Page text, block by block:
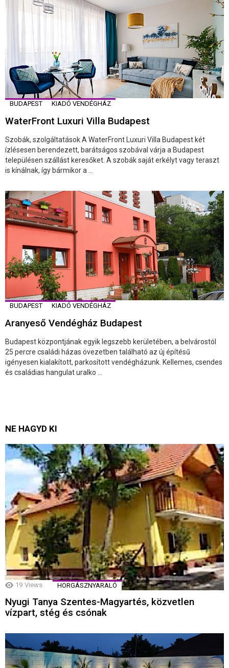
BUDAPEST KIADÓ VENDÉGHÁZ
WaterFront Luxuri Villa Budapest
Szobák, szolgáltatások A WaterFront Luxuri Villa Budapest két
ízlésesen berendezett, barátságos szobával várja a Budapest
településen szállást keresőket. A szobák saját erkélyt vagy teraszt
is kínálnak, így bármikor a ...
BUDAPEST KIADÓ VENDÉGHÁZ
Aranyeső Vendégház Budapest
Budapest központjának egyik legszebb kerületében, a belvárostól
25 percre családi házas övezetben található az új építésű
igényesen kialakított, parkosított vendégházunk. Kellemes, csendes
és családias hangulat uralko ...
NE HAGYD KI
19 Views HORGÁSZNYARALÓ
Nyugi Tanya Szentes-Magyartés, közvetlen
vízpart, stég és csónak